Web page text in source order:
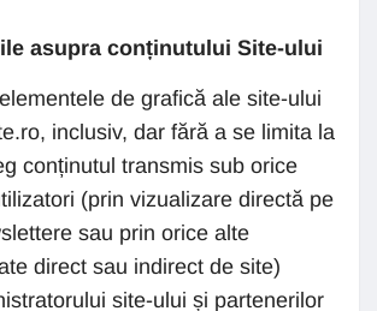
asupra conținutului Site-ului
de grafică ale site-ului
inclusiv, dar fără a se limita la
conținutul transmis sub orice
(prin vizualizare directă pe
sau prin orice alte
direct sau indirect de site)
site-ului și partenerilor